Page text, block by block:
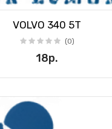
VOLVO 340 5T
(0)
18р.